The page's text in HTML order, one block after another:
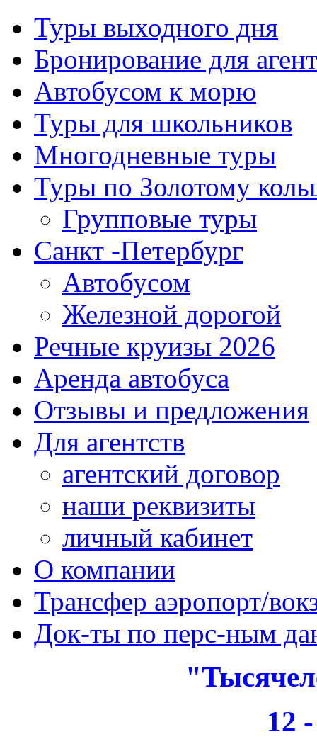
Туры выходного дня
Бронирование для
Автобусом к морю
Туры для школьников
Многодневные туры
Туры по Золотому
Групповые туры
Санкт -Петербург
Автобусом
Железной дорогой
Речные круизы 2026
Аренда автобуса
Отзывы и предложения
Для агентств
агентский договор
наши реквизиты
личный кабинет
О компании
Трансфер аэропорт/
Док-ты по перс-ным
12